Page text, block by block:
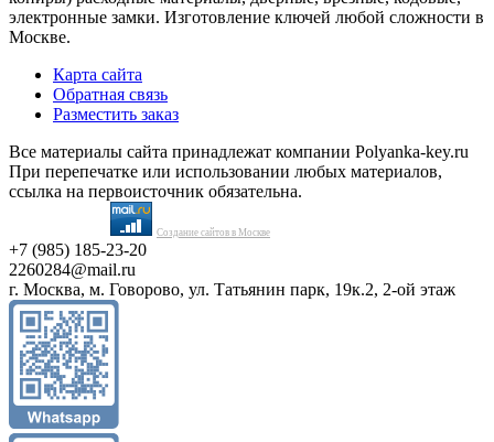
электронные замки. Изготовление ключей любой сложности в
Москве.
Карта сайта
Обратная связь
Разместить заказ
Все материалы сайта принадлежат компании Polyanka-key.ru
При перепечатке или использовании любых материалов,
ссылка на первоисточник обязательна.
Создание сайтов в Москве
+7 (985) 185-23-20
2260284@mail.ru
г. Москва, м. Говорово, ул. Татьянин парк, 19к.2, 2-ой этаж